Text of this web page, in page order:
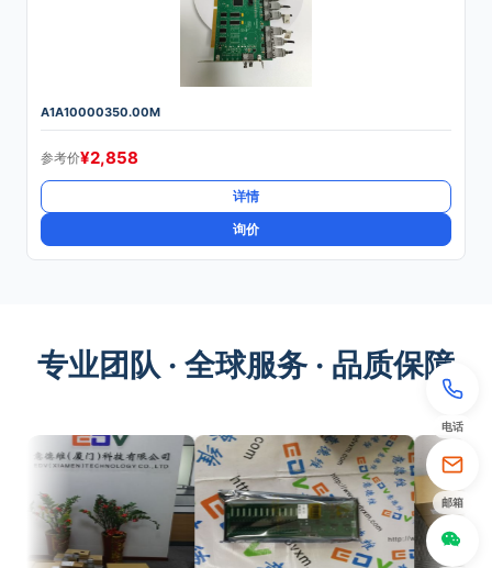
A1A10000350.00M
参考价¥2,858
详情
询价
专业团队 · 全球服务 · 品质保障
电话
邮箱